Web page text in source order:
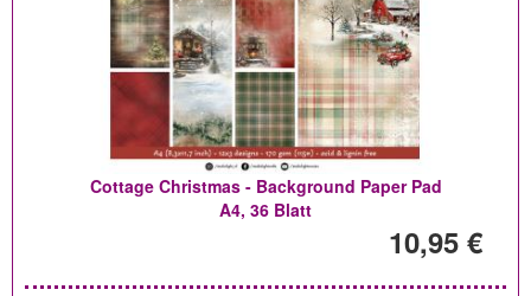
Cottage Christmas - Background Paper Pad
A4, 36 Blatt
10,95 €